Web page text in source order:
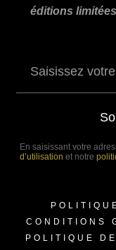
éditions
En saisissant votre
d’utilisation et notre
CONDITIONS
POLITIQUE